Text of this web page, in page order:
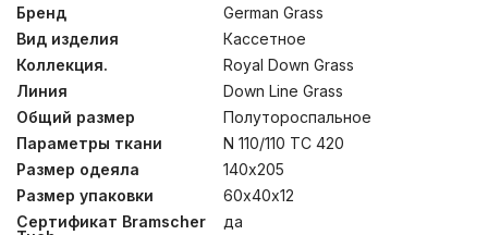
Tuch» является своеобразным знаком качества в
индустрии. Ей отмечены все изделия коллекции Royal
Down Grass, указывая на исключительные качества.
Супертонкий мако-батист (Mako-ultra fine batiste), из
100% египетского хлопка, прошедший финишную
обработку SanProCare® Sensitive, позволяет ткани
достичь состояния «пуховой мягкости». Ткани
сертифицированы по OEKO-TEX® Standard 100 –
стандарту безопасности текстильных изделий.
Наполнителем для эксклюзивной коллекции служит
гусиный пух категории “Экстра” повышенной
упругости (Fill Power 850 ед). При малом весе он
Бренд
German Grass
Вид изделия
Кассетное
Коллекция.
Royal Down Grass
Линия
Down Line Grass
Общий размер
Полутороспальное
Параметры ткани
N 110/110 TC 420
Размер одеяла
140х205
Размер упаковки
60х40х12
Сертификат Bramscher
да